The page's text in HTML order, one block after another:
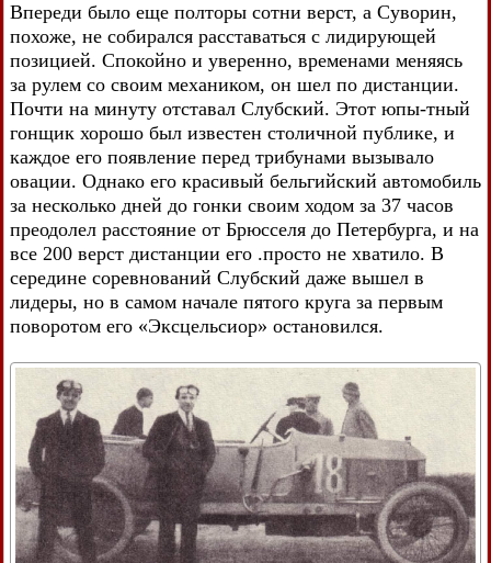
Впереди было еще полторы сотни верст, а Суворин,
похоже, не собирался расставаться с лидирующей
позицией. Спокойно и уверенно, временами меняясь
за рулем со своим механиком, он шел по дистанции.
Почти на минуту отставал Слубский. Этот юпы-тный
гонщик хорошо был известен столичной публике, и
каждое его появление перед трибунами вызывало
овации. Однако его красивый бельгийский автомобиль
за несколько дней до гонки своим ходом за 37 часов
преодолел расстояние от Брюсселя до Петербурга, и на
все 200 верст дистанции его .просто не хватило. В
середине соревнований Слубский даже вышел в
лидеры, но в самом начале пятого круга за первым
поворотом его «Эксцельсиор» остановился.